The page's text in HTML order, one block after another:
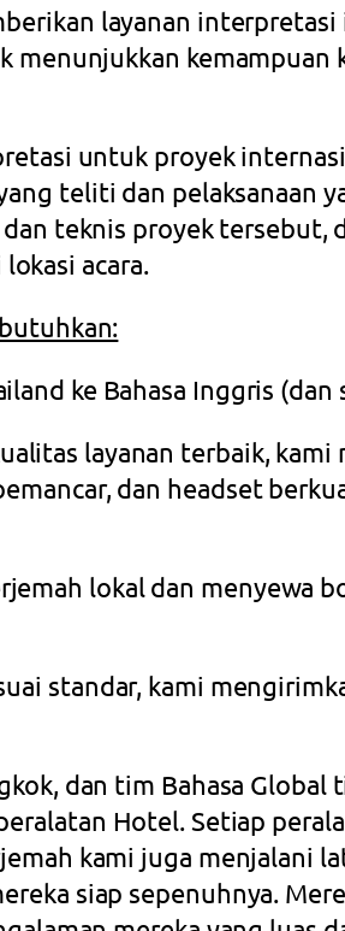
layanan
menunjukkan kemampuan
untuk proyek
teliti dan pelaksanaan
teknis proyek tersebut,
acara.
ke Bahasa Inggris (dan
layanan terbaik,
dan headset
lokal dan menyewa
standar, kami
dan tim Bahasa
Hotel. Setiap
kami juga menjalani
siap sepenuhnya.